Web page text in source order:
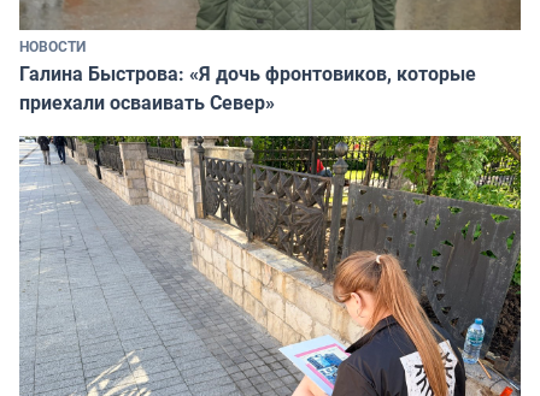
НОВОСТИ
Галина Быстрова: «Я дочь фронтовиков, которые
приехали осваивать Север»